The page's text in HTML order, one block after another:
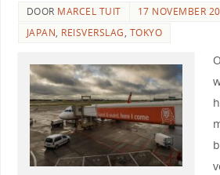
DOOR MARCEL TUIT
17 NOVEMBER
JAPAN, REISVERSLAG, TOKYO